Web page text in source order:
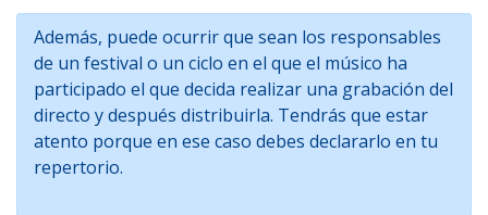
Además, puede ocurrir que sean los responsables
de un festival o un ciclo en el que el músico ha
participado el que decida realizar una grabación del
directo y después distribuirla. Tendrás que estar
atento porque en ese caso debes declararlo en tu
repertorio.